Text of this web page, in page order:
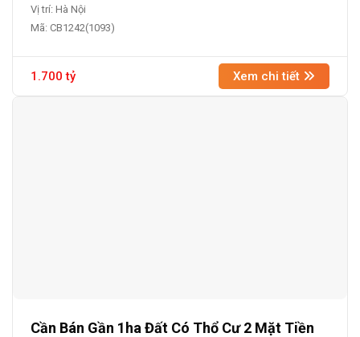
Vị trí: Hà Nội
Mã: CB1242(1093)
1.700 tỷ Xem chi tiết
Cần Bán Gần 1ha Đất Có Thổ Cư 2 Mặt Tiền